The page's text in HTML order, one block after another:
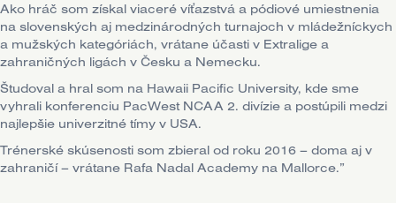
Ako hráč som získal viaceré víťazstvá a pódiové umiestnenia
na slovenských aj medzinárodných turnajoch v mládežníckych
a mužských kategóriách, vrátane účasti v Extralige a
zahraničných ligách v Česku a Nemecku.
Študoval a hral som na Hawaii Pacific University, kde sme
vyhrali konferenciu PacWest NCAA 2. divízie a postúpili medzi
najlepšie univerzitné tímy v USA.
Trénerské skúsenosti som zbieral od roku 2016 – doma aj v
zahraničí – vrátane Rafa Nadal Academy na Mallorce.”